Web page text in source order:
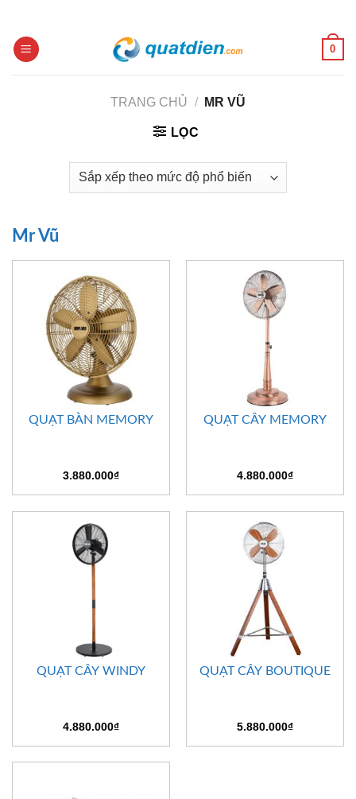
content
0
TRANG CHỦ / MR VŨ
LỌC
Mr Vũ
QUẠT BÀN MEMORY
3.880.000₫
QUẠT CÂY MEMORY
4.880.000₫
QUẠT CÂY WINDY
4.880.000₫
QUẠT CÂY BOUTIQUE
5.880.000₫